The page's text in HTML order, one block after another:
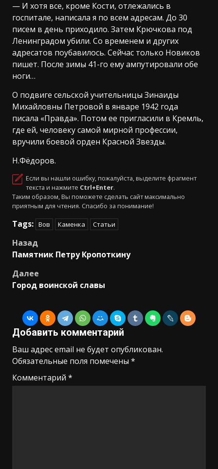
— И хотя все, кроме Кости, отлежались в
госпитале, написала я по всем адресам. До 30
писем в день приходило. Затем Крючкова под
Ленинградом убили. Со временем и других
адресатов поубавилось. Сейчас только Новиков
пишет. После зимы 41-го ему ампутировали обе
ноги…
О подвиге сельской учительницы Зинаиды
Михайловны Петровой в январе 1942 года
писала «Правда». Потом ее пригласили в Кремль,
где ей, человеку самой мирной профессии,
вручили боевой орден Красной Звезды.
Н.Фёдоров.
Если вы нашли ошибку, пожалуйста, выделите фрагмент
текста и нажмите Ctrl+Enter.
Таким образом, Вы поможете сделать сайт максимально
приятным для чтения. Спасибо за понимание!
Tags: Вов Каменка Статьи
Навигация
Назад
Памятник Петру Кропоткину
Далее
Город воинской славы
Добавить комментарий
Ваш адрес email не будет опубликован.
Обязательные поля помечены *
Комментарий *